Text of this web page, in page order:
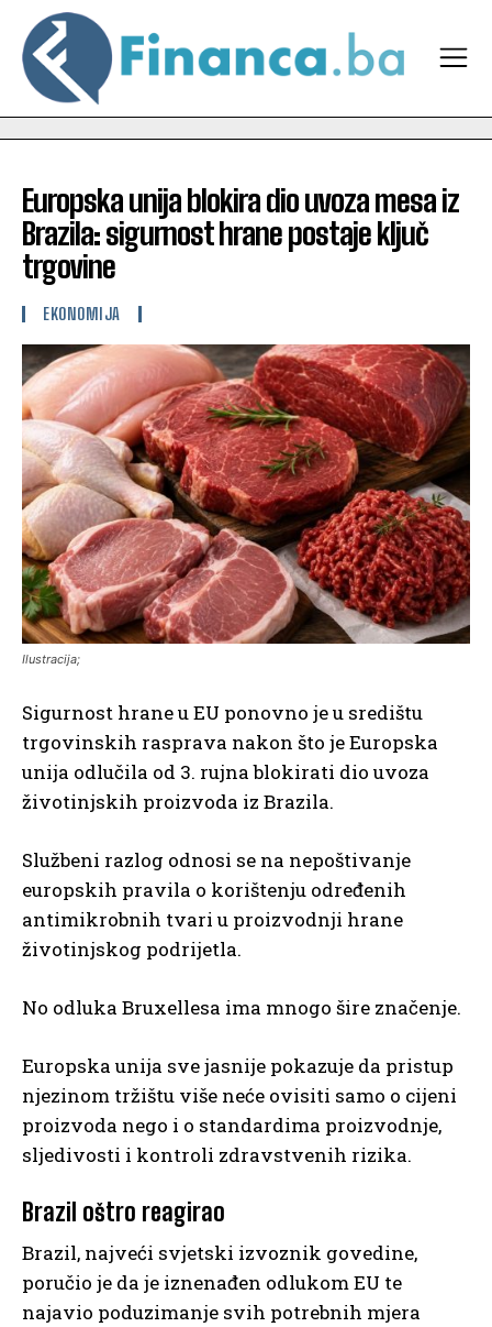
Europska unija blokira dio uvoza mesa iz
Brazila: sigurnost hrane postaje ključ
trgovine
EKONOMIJA
Ilustracija;
Sigurnost hrane u EU ponovno je u središtu
trgovinskih rasprava nakon što je Europska
unija odlučila od 3. rujna blokirati dio uvoza
životinjskih proizvoda iz Brazila.
Službeni razlog odnosi se na nepoštivanje
europskih pravila o korištenju određenih
antimikrobnih tvari u proizvodnji hrane
životinjskog podrijetla.
No odluka Bruxellesa ima mnogo šire značenje.
Europska unija sve jasnije pokazuje da pristup
njezinom tržištu više neće ovisiti samo o cijeni
proizvoda nego i o standardima proizvodnje,
sljedivosti i kontroli zdravstvenih rizika.
Brazil oštro reagirao
Brazil, najveći svjetski izvoznik govedine,
poručio je da je iznenađen odlukom EU te
najavio poduzimanje svih potrebnih mjera